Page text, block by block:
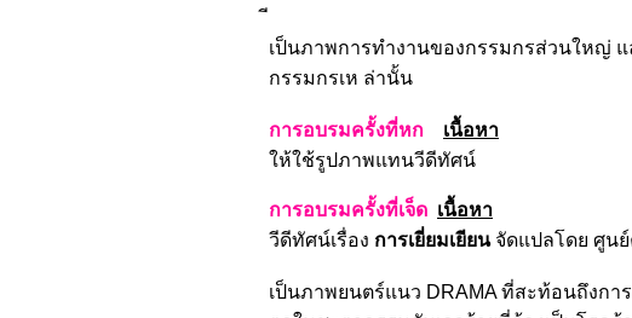
เป็นภาพการทำงานของกรรมกรส่วนใหญ่
กรรมกรเห ล่านั้น
การอบรมครั้งที่หก เนื้อหา
ให้ใช้รูปภาพแทนวีดีทัศน์
การอบรมครั้งที่เจ็ด เนื้อหา
วีดีทัศน์เรื่อง การเยี่ยมเยียนจัดแปลโดย ศูนย์
เป็นภาพยนตร์แนว DRAMA ที่สะท้อนถึงก